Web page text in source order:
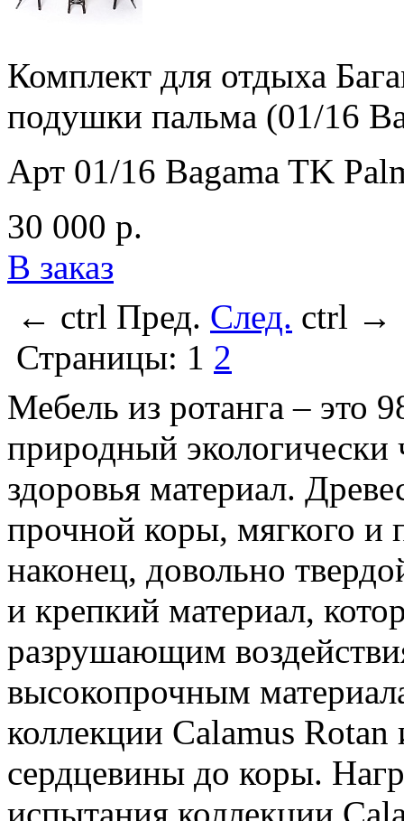
Комплект для отдыха
подушки пальма (01/16
Арт 01/16 Bagama TK
30 000 р.
В заказ
← ctrl Пред. След. ctrl →
Страницы: 1 2
Мебель из ротанга – это
природный
здоровья материал.
прочной коры, мягкого и
наконец, довольно
и крепкий материал,
разрушающим
высокопрочным
коллекции Calamus Rotan
сердцевины до коры.